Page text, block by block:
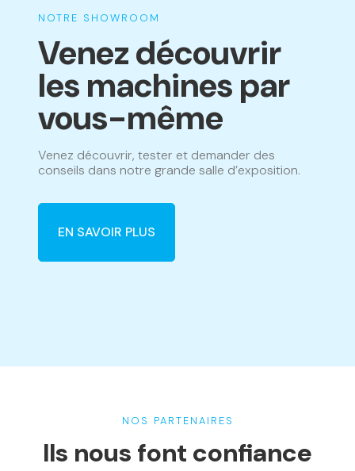
NOTRE SHOWROOM
Venez découvrir
les machines par
vous-même
Venez découvrir, tester et demander des
conseils dans notre grande salle d’exposition.
EN SAVOIR PLUS
NOS PARTENAIRES
Ils nous font confiance